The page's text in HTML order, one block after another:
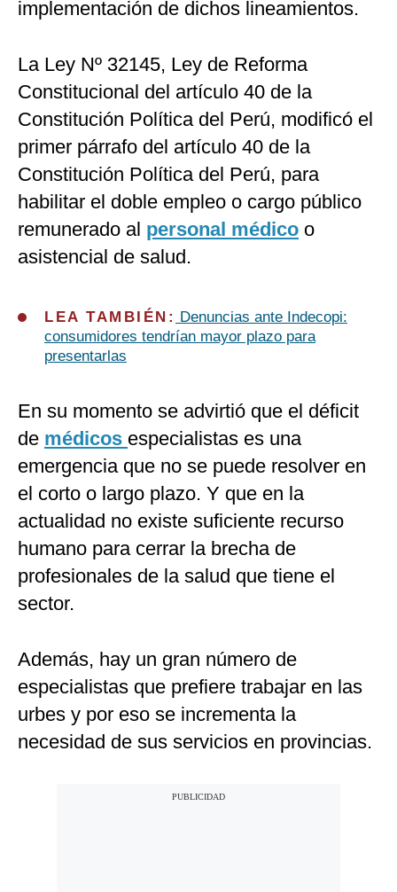
implementación de dichos lineamientos.
La Ley Nº 32145, Ley de Reforma
Constitucional del artículo 40 de la
Constitución Política del Perú, modificó el
primer párrafo del artículo 40 de la
Constitución Política del Perú, para
habilitar el doble empleo o cargo público
remunerado al personal médico o
asistencial de salud.
LEA TAMBIÉN:
Denuncias ante Indecopi:
consumidores tendrían mayor plazo para
presentarlas
En su momento se advirtió que el déficit
de médicos especialistas es una
emergencia que no se puede resolver en
el corto o largo plazo. Y que en la
actualidad no existe suficiente recurso
humano para cerrar la brecha de
profesionales de la salud que tiene el
sector.
Además, hay un gran número de
especialistas que prefiere trabajar en las
urbes y por eso se incrementa la
necesidad de sus servicios en provincias.